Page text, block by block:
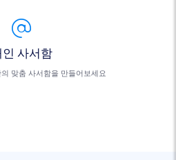
인 사서함
맞춤 사서함을 만들어보세요